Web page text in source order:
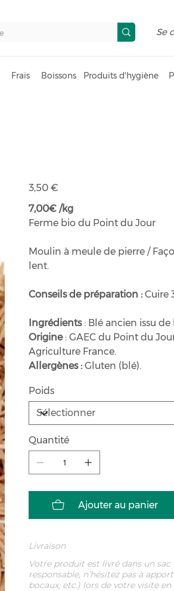
Frais Boissons Produits d'hygiène
Se
Prix
3,50 €
7,00€ /kg
Ferme bio du Point du Jour
Moulin à meule de pierre /
lent.
Conseils de préparation : Cuire
Ingrédients : Blé ancien issu
Origine: GAEC du Point du
Agriculture France.
Allergènes : Gluten (blé).
Poids
Quantité
Ajouter au panier
Livraison
Votre produit est livré dans un
responsable, n’hésitez pas à
bocaux, etc.) lors de votre visite